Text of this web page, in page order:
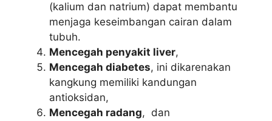
(kalium dan natrium) dapat membantu
menjaga keseimbangan cairan dalam
tubuh.
Mencegah penyakit liver,
Mencegah diabetes, ini dikarenakan
kangkung memiliki kandungan
antioksidan,
Mencegah radang, dan